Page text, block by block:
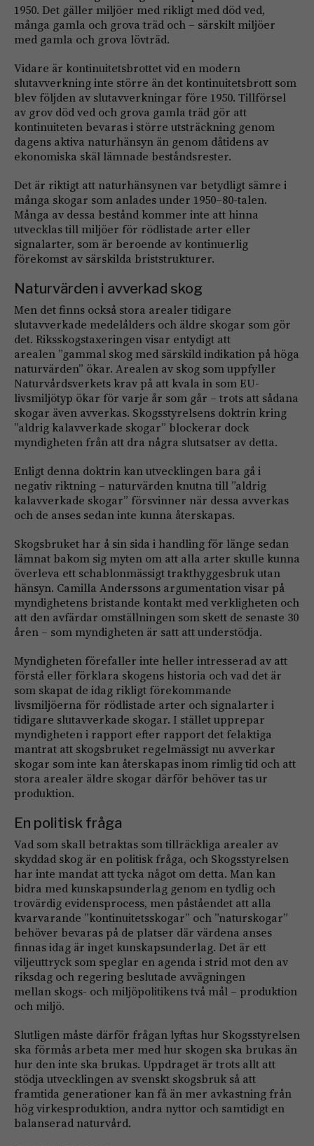
1950. Det gäller miljöer med rikligt med död ved,
många gamla och grova träd och – särskilt miljöer
med gamla och grova lövträd.
Vidare är kontinuitetsbrottet vid en modern
slutavverkning inte större än det kontinuitetsbrott som
blev följden av slutavverkningar före 1950. Tillförsel
av grov död ved och grova gamla träd gör att
kontinuiteten bevaras i större utsträckning genom
dagens aktiva naturhänsyn än genom dåtidens av
ekonomiska skäl lämnade beståndsrester.
Det är riktigt att naturhänsynen var betydligt sämre i
många skogar som anlades under 1950–80-talen.
Många av dessa bestånd kommer inte att hinna
utvecklas till miljöer för rödlistade arter eller
signalarter, som är beroende av kontinuerlig
förekomst av särskilda briststrukturer.
Naturvärden i avverkad skog
Men det finns också stora arealer tidigare
slutavverkade medelålders och äldre skogar som gör
det. Riksskogstaxeringen visar entydigt att
arealen ”gammal skog med särskild indikation på höga
naturvärden” ökar. Arealen av skog som uppfyller
Naturvårdsverkets krav på att kvala in som EU-
livsmiljötyp ökar för varje år som går – trots att sådana
skogar även avverkas. Skogsstyrelsens doktrin kring
”aldrig kalavverkade skogar” blockerar dock
myndigheten från att dra några slutsatser av detta.
Enligt denna doktrin kan utvecklingen bara gå i
negativ riktning – naturvärden knutna till ”aldrig
kalavverkade skogar” försvinner när dessa avverkas
och de anses sedan inte kunna återskapas.
Skogsbruket har å sin sida i handling för länge sedan
lämnat bakom sig myten om att alla arter skulle kunna
överleva ett schablonmässigt trakthyggesbruk utan
hänsyn. Camilla Anderssons argumentation visar på
myndighetens bristande kontakt med verkligheten och
att den avfärdar omställningen som skett de senaste 30
åren – som myndigheten är satt att understödja.
Myndigheten förefaller inte heller intresserad av att
förstå eller förklara skogens historia och vad det är
som skapat de idag rikligt förekommande
livsmiljöerna för rödlistade arter och signalarter i
tidigare slutavverkade skogar. I stället upprepar
myndigheten i rapport efter rapport det felaktiga
mantrat att skogsbruket regelmässigt nu avverkar
skogar som inte kan återskapas inom rimlig tid och att
stora arealer äldre skogar därför behöver tas ur
produktion.
En politisk fråga
Vad som skall betraktas som tillräckliga arealer av
skyddad skog är en politisk fråga, och Skogsstyrelsen
har inte mandat att tycka något om detta. Man kan
bidra med kunskapsunderlag genom en tydlig och
trovärdig evidensprocess, men påståendet att alla
kvarvarande ”kontinuitetsskogar” och ”naturskogar”
behöver bevaras på de platser där värdena anses
finnas idag är inget kunskapsunderlag. Det är ett
viljeuttryck som speglar en agenda i strid mot den av
riksdag och regering beslutade avvägningen
mellan skogs- och miljöpolitikens två mål – produktion
och miljö.
Slutligen måste därför frågan lyftas hur Skogsstyrelsen
ska förmås arbeta mer med hur skogen ska brukas än
hur den inte ska brukas. Uppdraget är trots allt att
stödja utvecklingen av svenskt skogsbruk så att
framtida generationer kan få än mer avkastning från
hög virkesproduktion, andra nyttor och samtidigt en
balanserad naturvård.